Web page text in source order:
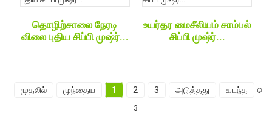
தொழிற்சாலை நேரடி
விலை புதிய சிப்பி முஷ்ர்...
உயர்தர மைசீலியம் சாம்பல்
சிப்பி முஷ்ர்...
முதலில் முந்தைய 1 2 3 அடுத்தது கடந்த
3